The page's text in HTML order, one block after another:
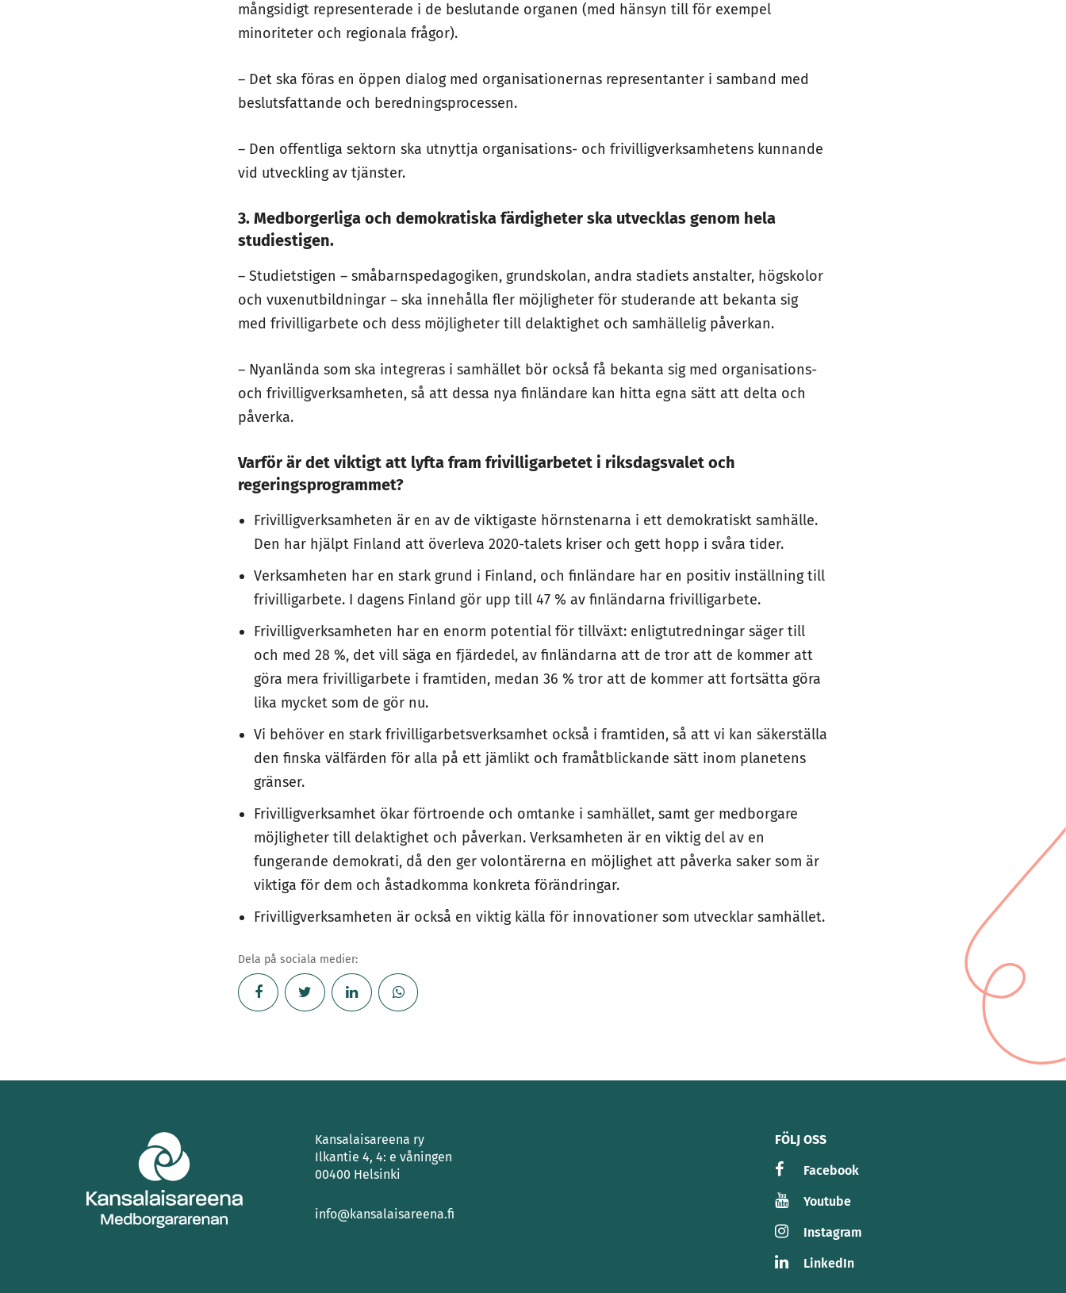
mångsidigt representerade i de beslutande organen (med hänsyn till för exempel
minoriteter och regionala frågor).
– Det ska föras en öppen dialog med organisationernas representanter i samband med
beslutsfattande och beredningsprocessen.
– Den offentliga sektorn ska utnyttja organisations- och frivilligverksamhetens kunnande
vid utveckling av tjänster.
3. Medborgerliga och demokratiska färdigheter ska utvecklas genom hela
studiestigen.
– Studietstigen – småbarnspedagogiken, grundskolan, andra stadiets anstalter, högskolor
och vuxenutbildningar – ska innehålla fler möjligheter för studerande att bekanta sig
med frivilligarbete och dess möjligheter till delaktighet och samhällelig påverkan.
– Nyanlända som ska integreras i samhället bör också få bekanta sig med organisations-
och frivilligverksamheten, så att dessa nya finländare kan hitta egna sätt att delta och
påverka.
Varför är det viktigt att lyfta fram frivilligarbetet i riksdagsvalet och
regeringsprogrammet?
Frivilligverksamheten är en av de viktigaste hörnstenarna i ett demokratiskt samhälle.
Den har hjälpt Finland att överleva 2020-talets kriser och gett hopp i svåra tider.
Verksamheten har en stark grund i Finland, och finländare har en positiv inställning till
frivilligarbete. I dagens Finland gör upp till 47 % av finländarna frivilligarbete.
Frivilligverksamheten har en enorm potential för tillväxt: enligtutredningar säger till
och med 28 %, det vill säga en fjärdedel, av finländarna att de tror att de kommer att
göra mera frivilligarbete i framtiden, medan 36 % tror att de kommer att fortsätta göra
lika mycket som de gör nu.
Vi behöver en stark frivilligarbetsverksamhet också i framtiden, så att vi kan säkerställa
den finska välfärden för alla på ett jämlikt och framåtblickande sätt inom planetens
gränser.
Frivilligverksamhet ökar förtroende och omtanke i samhället, samt ger medborgare
möjligheter till delaktighet och påverkan. Verksamheten är en viktig del av en
fungerande demokrati, då den ger volontärerna en möjlighet att påverka saker som är
viktiga för dem och åstadkomma konkreta förändringar.
Frivilligverksamheten är också en viktig källa för innovationer som utvecklar samhället.
Dela på sociala medier:
Kansalaisareena ry
Ilkantie 4, 4: e våningen
00400 Helsinki
info@kansalaisareena.fi
FÖLJ OSS
Facebook
Youtube
Instagram
LinkedIn